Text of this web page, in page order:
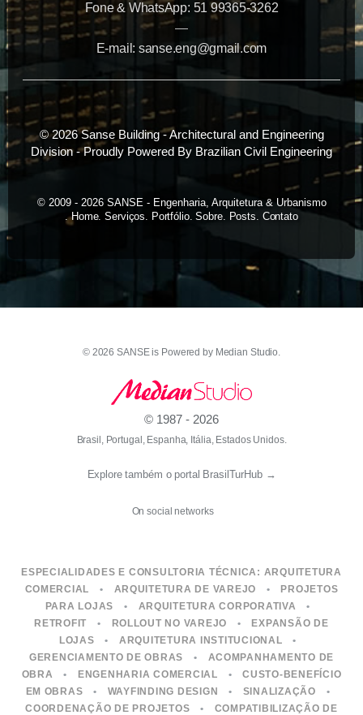
Fone & WhatsApp: 51 99365-3262
—
E-mail: sanse.eng@gmail.com
© 2026 Sanse Building - Architectural and Engineering
Division - Proudly Powered By Brazilian Civil Engineering
© 2009 - 2026 SANSE - Engenharia, Arquitetura & Urbanismo
Home Serviços Portfólio Sobre Posts Contato
© 2026 SANSE is Powered by Median Studio.
© 1987 - 2026
Brasil, Portugal, Espanha, Itália, Estados Unidos.
Explore também o portal BrasilTurHub →
On social networks
ESPECIALIDADES E CONSULTORIA TÉCNICA: ARQUITETURA
COMERCIAL
• ARQUITETURA DE VAREJO •
PROJETOS
PARA LOJAS
• ARQUITETURA CORPORATIVA
•
RETROFIT
• ROLLOUT NO VAREJO •
EXPANSÃO DE
LOJAS
• ARQUITETURA INSTITUCIONAL
•
GERENCIAMENTO DE OBRAS
•
ACOMPANHAMENTO DE
OBRA
• ENGENHARIA COMERCIAL •
CUSTO-BENEFÍCIO
EM OBRAS
• WAYFINDING DESIGN • SINALIZAÇÃO
•
COORDENAÇÃO DE PROJETOS
• COMPATIBILIZAÇÃO DE